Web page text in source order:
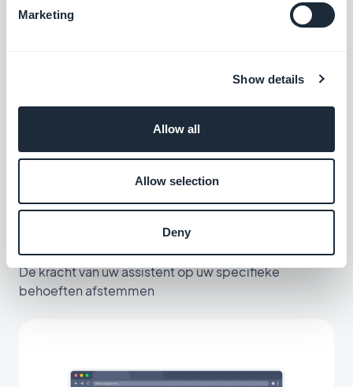
Marketing
Show details
Allow all
Allow selection
Deny
ChatGPT 3.5 of ChatGPT 4.0
De kracht van uw assistent op uw specifieke
behoeften afstemmen